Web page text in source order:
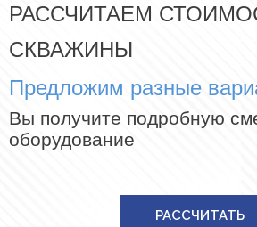
РАССЧИТАЕМ
СКВАЖИНЫ
Предложим разные
Вы получите подробную
оборудование
РАССЧИТАТЬ